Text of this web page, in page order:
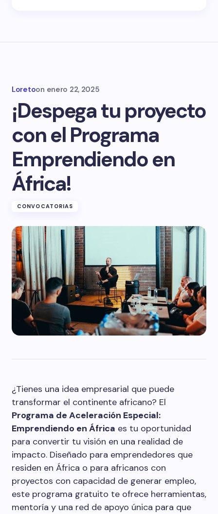
Loretoon enero 22, 2025
¡Despega tu proyecto
con el Programa
Emprendiendo en
África!
CONVOCATORIAS
¿Tienes una idea empresarial que puede
transformar el continente africano? El
Programa de Aceleración Especial:
Emprendiendo en África es tu oportunidad
para convertir tu visión en una realidad de
impacto. Diseñado para emprendedores que
residen en África o para africanos con
proyectos con capacidad de generar empleo,
este programa gratuito te ofrece herramientas,
mentoría y una red de apoyo única para que